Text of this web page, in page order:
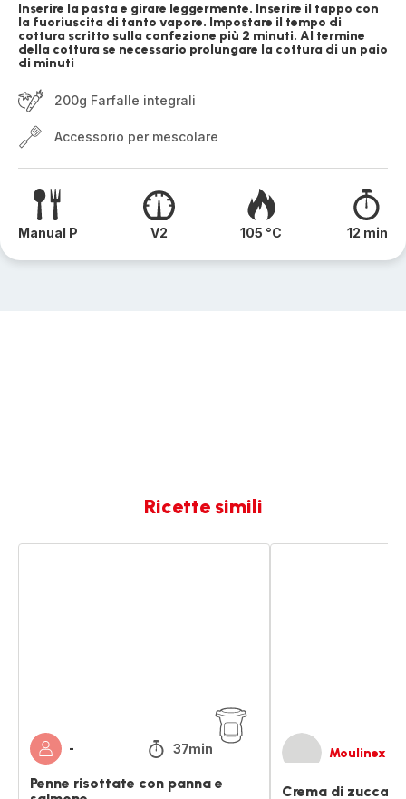
Inserire la pasta e girare leggermente. Inserire il tappo con
la fuoriuscita di tanto vapore. Impostare il tempo di
cottura scritto sulla confezione più 2 minuti. Al termine
della cottura se necessario prolungare la cottura di un paio
di minuti
200g Farfalle integrali
Accessorio per mescolare
Manual P V2 105 °C 12 min
Ricette simili
- 37min
Penne risottate con panna e
Moulinex
Crema di zucca